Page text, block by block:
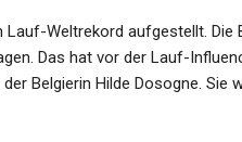
Lauf-Weltrekord aufgestellt. Die
Das hat vor der Lauf-
Belgierin Hilde Dosogne. Sie
GESUNDHEIT
Der Kulturen 2023:
Programm…